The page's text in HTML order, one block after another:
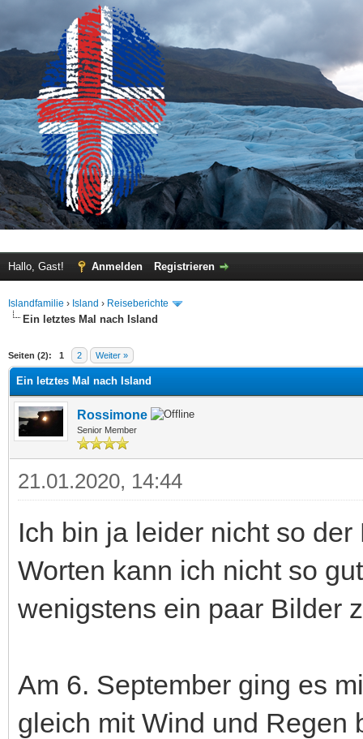
Hallo, Gast! Anmelden Registrieren
Islandfamilie › Island › Reiseberichte
Ein letztes Mal nach Island
Seiten (2): 1 2 Weiter »
Durchschnitt
Ein letztes Mal nach Island
Rossimone
Senior Member
21.01.2020, 14:44
Ich bin ja leider nicht so
Worten kann ich nicht so
wenigstens ein paar Bilder
Am 6. September ging es
gleich mit Wind und Regen